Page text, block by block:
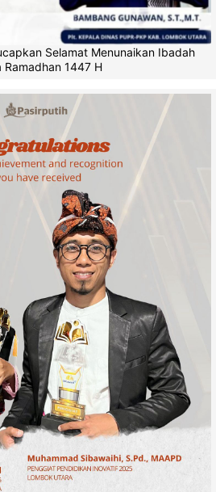
Selamat Menunaikan Ibadah
Ramadhan 1447 H